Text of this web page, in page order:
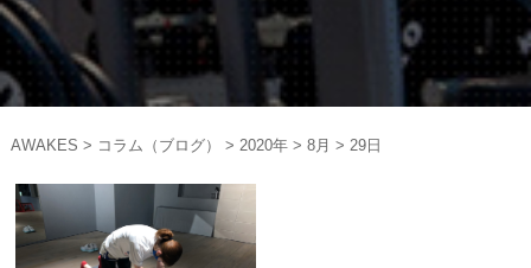
AWAKES > コラム（ブログ） > 2020年> 8月 > 29日